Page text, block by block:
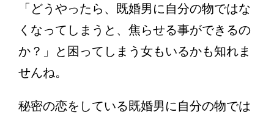
「どうやったら、既婚男に自分の物ではな
くなってしまうと、焦らせる事ができるの
か？」と困ってしまう女もいるかも知れま
せんね。
秘密の恋をしている既婚男に自分の物では